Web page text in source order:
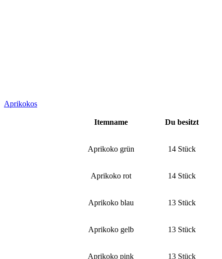
Aprikokos
Itemname Du besitzt
Aprikoko grün 14 Stück
Aprikoko rot 14 Stück
Aprikoko blau 13 Stück
Aprikoko gelb 13 Stück
Aprikoko pink 13 Stück